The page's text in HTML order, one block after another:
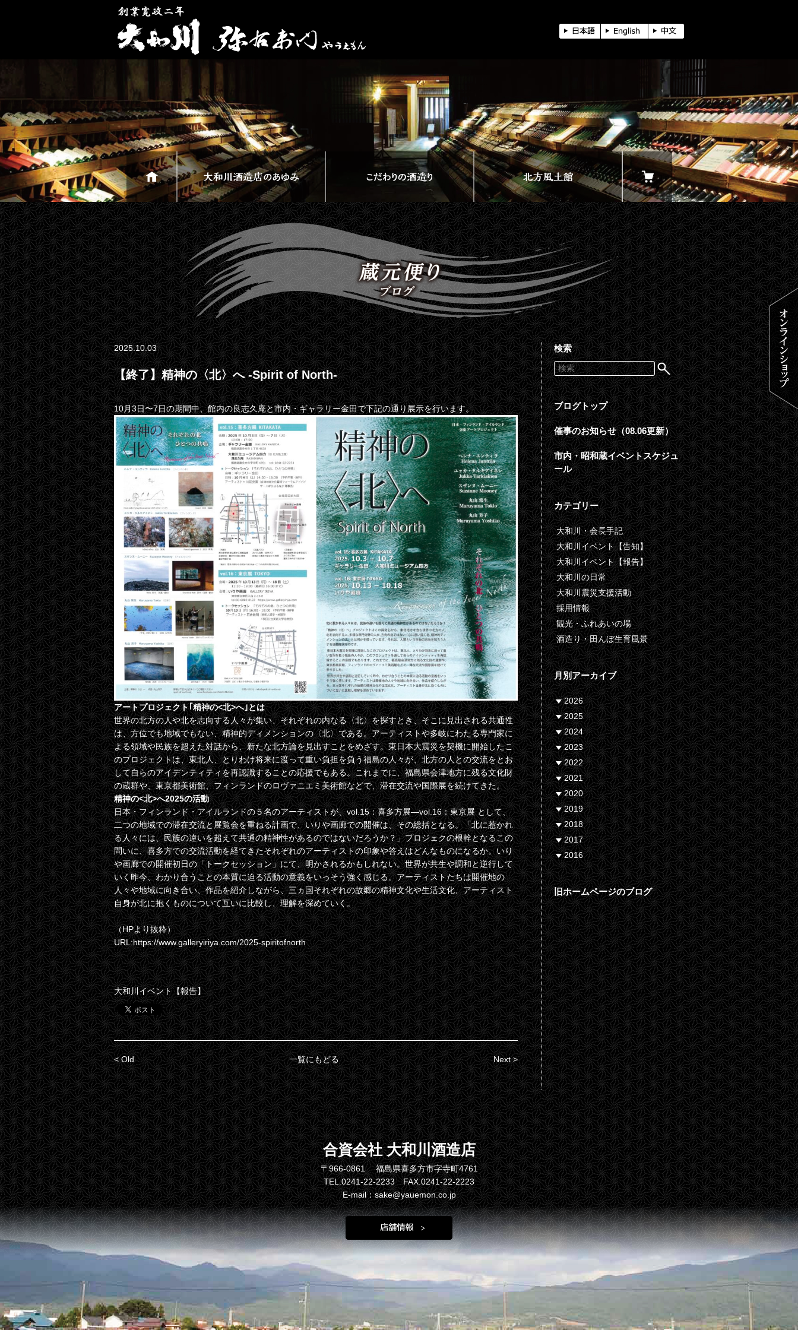
2025.10.03
【終了】精神の〈北〉へ -Spirit of North-
10月3日〜7日の期間中、館内の良志久庵と市内・ギャラリー金田で下記の通り展示を行います。
アートプロジェクト｢精神の<北>へ｣とは
世界の北方の人や北を志向する人々が集い、それぞれの内なる〈北〉を探すとき、そこに見出される共通性
は、方位でも地域でもない、精神的ディメンションの〈北〉である。アーティストや多岐にわたる専門家に
よる領域や民族を超えた対話から、新たな北方論を見出すことをめざす。東日本大震災を契機に開始したこ
のプロジェクトは、東北人、とりわけ将来に渡って重い負担を負う福島の人々が、北方の人との交流をとお
して自らのアイデンティティを再認識することの応援でもある。これまでに、福島県会津地方に残る文化財
の蔵群や、東京都美術館、フィンランドのロヴァニエミ美術館などで、滞在交流や国際展を続けてきた。
精神の<北>へ2025の活動
日本・フィンランド・アイルランドの５名のアーティストが、vol.15：喜多方展—vol.16：東京展 として、
二つの地域での滞在交流と展覧会を重ねる計画で、いりや画廊での開催は、その総括となる。「北に惹かれ
る人々には、民族の違いを超えて共通の精神性があるのではないだろうか？」プロジェクの根幹となるこの
問いに、喜多方での交流活動を経てきたそれぞれのアーティストの印象や答えはどんなものになるか。いり
や画廊での開催初日の「トークセッション」にて、明かされるかもしれない。世界が共生や調和と逆行して
いく昨今、わかり合うことの本質に迫る活動の意義をいっそう強く感じる。アーティストたちは開催地の
人々や地域に向き合い、作品を紹介しながら、三ヵ国それぞれの故郷の精神文化や生活文化、アーティスト
自身が北に抱くものについて互いに比較し、理解を深めていく。
（HPより抜粋）
URL:https://www.galleryiriya.com/2025-spiritofnorth
大和川イベント【報告】
< Old 一覧にもどる Next >
検索
ブログトップ
催事のお知らせ（08.06更新）
市内・昭和蔵イベントスケジュ
ール
カテゴリー
大和川・会長手記
大和川イベント【告知】
大和川イベント【報告】
大和川の日常
大和川震災支援活動
採用情報
観光・ふれあいの場
酒造り・田んぼ生育風景
月別アーカイブ
2026
2025
2024
2023
2022
2021
2020
2019
2018
2017
2016
旧ホームページのブログ
合資会社 大和川酒造店
〒966-0861 福島県喜多方市字寺町4761
TEL.0241-22-2233 FAX.0241-22-2223
E-mail：sake@yauemon.co.jp